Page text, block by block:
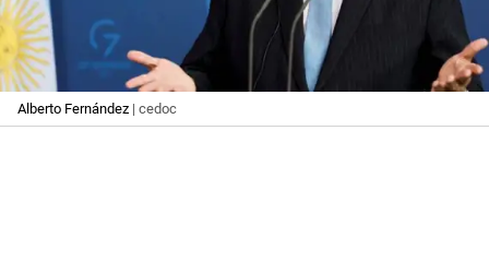
Alberto Fernández | cedoc